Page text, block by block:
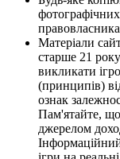
фотографічних
Матеріали
старше 21
викликати
(принципів)
ознак
Пам'ятайте, що
джерелом